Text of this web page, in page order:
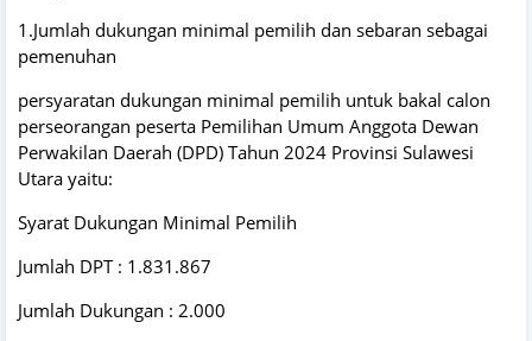
1.Jumlah dukungan minimal pemilih dan sebaran sebagai
pemenuhan
persyaratan dukungan minimal pemilih untuk bakal calon
perseorangan peserta Pemilihan Umum Anggota Dewan
Perwakilan Daerah (DPD) Tahun 2024 Provinsi Sulawesi
Utara yaitu:
Syarat Dukungan Minimal Pemilih
Jumlah DPT : 1.831.867
Jumlah Dukungan : 2.000